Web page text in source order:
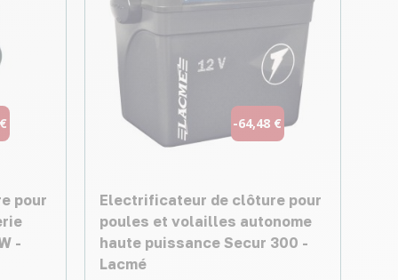
pour
-
-64,48 €
Electrificateur de clôture pour
poules et volailles autonome
haute puissance Secur 300 -
Lacmé